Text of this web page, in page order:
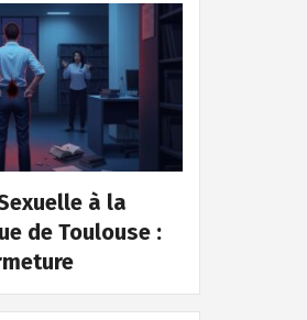
à la
de Toulouse :